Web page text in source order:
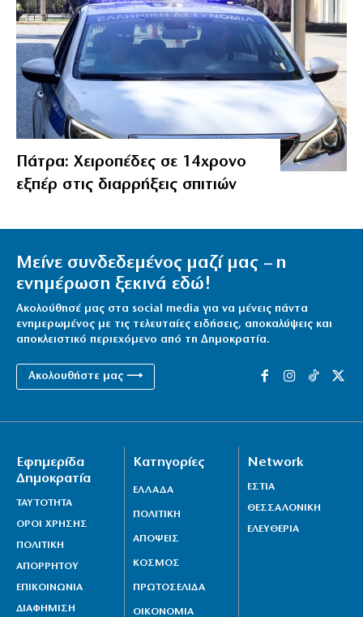
Πάτρα: Χειροπέδες σε 14χρονο
εξπέρ στις διαρρήξεις σπιτιών
Μείνε συνδεδεμένος μαζί μας – η
ενημέρωση ξεκινά εδώ!
Ακολούθησέ μας στα social media για να μένεις πάντα
ενημερωμένος με τις τελευταίες ειδήσεις, αποκαλύψεις και
αποκλειστικό περιεχόμενο από τη Δημοκρατία.
Ακολουθήστε μας ⟶
Εφημερίδα
Δημοκρατία
ΤΑΥΤΟΤΗΤΑ
ΟΡΟΙ ΧΡΗΣΗΣ
ΠΟΛΙΤΙΚΗ
ΑΠΟΡΡΗΤΟΥ
ΕΠΙΚΟΙΝΩΝΙΑ
ΔΙΑΦΗΜΙΣΗ
Κατηγορίες
ΕΛΛΑΔΑ
ΠΟΛΙΤΙΚΗ
ΑΠΟΨΕΙΣ
ΚΟΣΜΟΣ
ΠΡΩΤΟΣΕΛΙΔΑ
ΟΙΚΟΝΟΜΙΑ
Network
ΕΣΤΙΑ
ΘΕΣΣΑΛΟΝΙΚΗ
ΕΛΕΥΘΕΡΙΑ